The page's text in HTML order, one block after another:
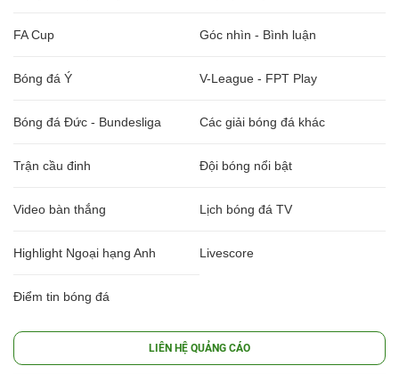
FA Cup Góc nhìn - Bình luận
Bóng đá Ý V-League - FPT Play
Bóng đá Đức - Bundesliga Các giải bóng đá khác
Trận cầu đinh Đội bóng nổi bật
Video bàn thắng Lịch bóng đá TV
Highlight Ngoại hạng Anh Livescore
Điểm tin bóng đá
LIÊN HỆ QUẢNG CÁO